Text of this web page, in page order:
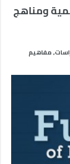
ومناهج
,مفاهيم